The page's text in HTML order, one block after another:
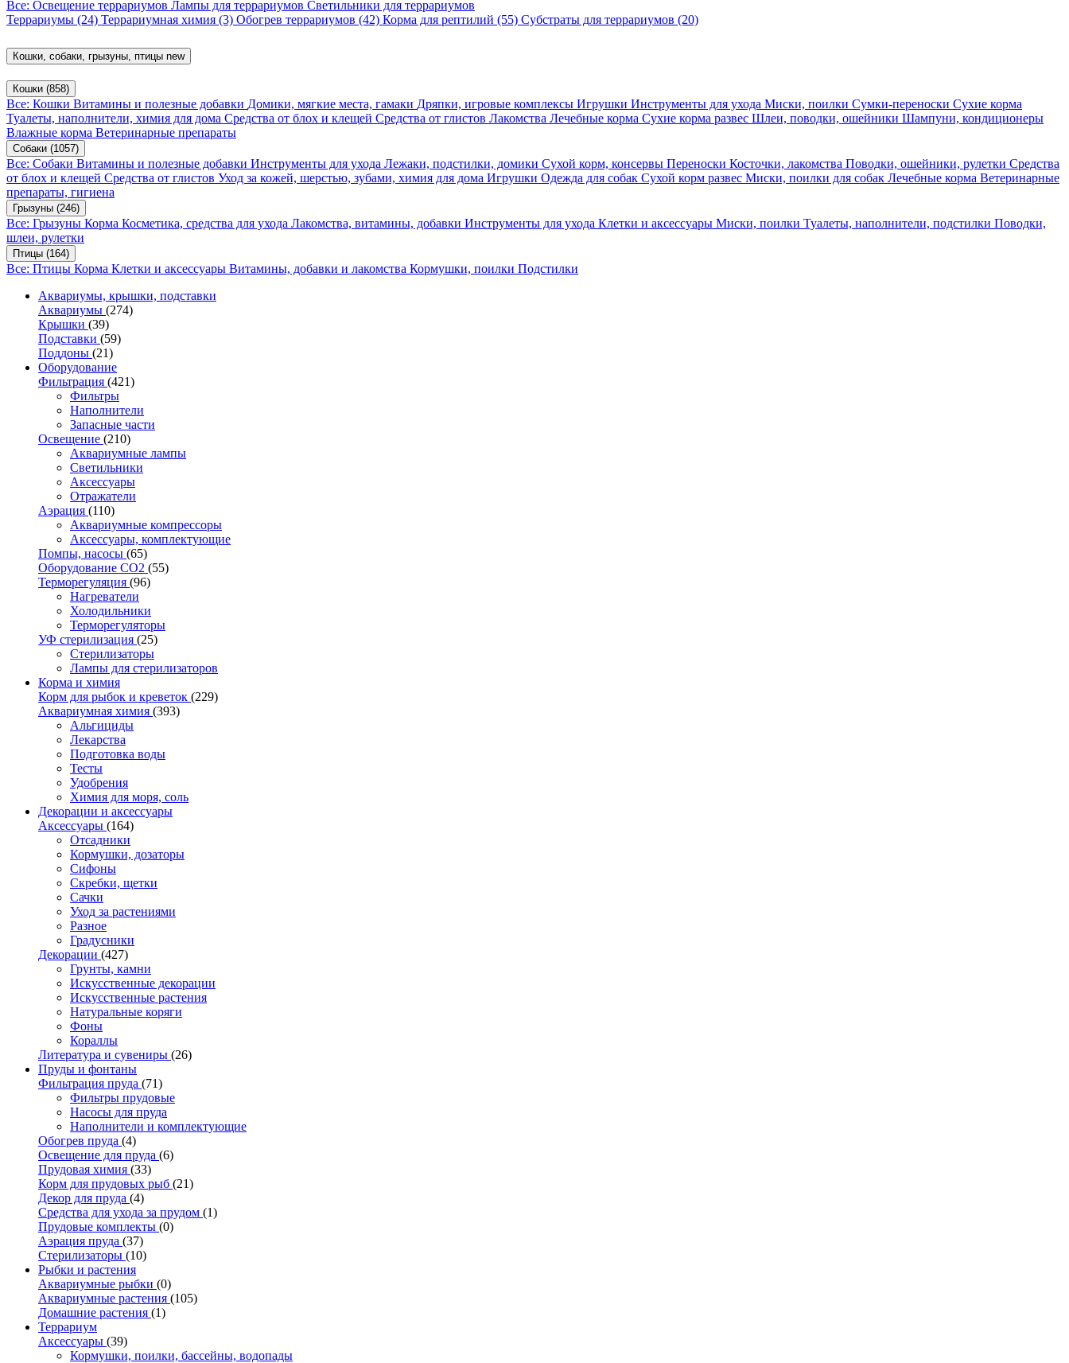
Все: Освещение террариумов Лампы для террариумов Светильники для террариумов
Террариумы (24) Террариумная химия (3) Обогрев террариумов (42) Корма для рептилий (55) Субстраты для террариумов (20)
Кошки, собаки, грызуны, птицы new
Кошки (858)
Все: Кошки Витамины и полезные добавки Домики, мягкие места, гамаки Дряпки, игровые комплексы Игрушки Инструменты для ухода Миски, поилки Сумки-переноски Сухие корма
Туалеты, наполнители, химия для дома Средства от блох и клещей Средства от глистов Лакомства Лечебные корма Сухие корма развес Шлеи, поводки, ошейники Шампуни, кондиционеры
Влажные корма Ветеринарные препараты
Собаки (1057)
Все: Собаки Витамины и полезные добавки Инструменты для ухода Лежаки, подстилки, домики Сухой корм, консервы Переноски Косточки, лакомства Поводки, ошейники, рулетки Средства
от блох и клещей Средства от глистов Уход за кожей, шерстью, зубами, химия для дома Игрушки Одежда для собак Сухой корм развес Миски, поилки для собак Лечебные корма Ветеринарные
препараты, гигиена
Грызуны (246)
Все: Грызуны Корма Косметика, средства для ухода Лакомства, витамины, добавки Инструменты для ухода Клетки и аксессуары Миски, поилки Туалеты, наполнители, подстилки Поводки,
шлеи, рулетки
Птицы (164)
Все: Птицы Корма Клетки и аксессуары Витамины, добавки и лакомства Кормушки, поилки Подстилки
Аквариумы, крышки, подставки
Аквариумы (274)
Крышки (39)
Подставки (59)
Поддоны (21)
Оборудование
Фильтрация (421)
Фильтры
Наполнители
Запасные части
Освещение (210)
Аквариумные лампы
Светильники
Аксессуары
Отражатели
Аэрация (110)
Аквариумные компрессоры
Аксессуары, комплектующие
Помпы, насосы (65)
Оборудование CO2 (55)
Терморегуляция (96)
Нагреватели
Холодильники
Терморегуляторы
УФ стерилизация (25)
Стерилизаторы
Лампы для стерилизаторов
Корма и химия
Корм для рыбок и креветок (229)
Аквариумная химия (393)
Альгициды
Лекарства
Подготовка воды
Тесты
Удобрения
Химия для моря, соль
Декорации и аксессуары
Аксессуары (164)
Отсадники
Кормушки, дозаторы
Сифоны
Скребки, щетки
Сачки
Уход за растениями
Разное
Градусники
Декорации (427)
Грунты, камни
Искусственные декорации
Искусственные растения
Натуральные коряги
Фоны
Кораллы
Литература и сувениры (26)
Пруды и фонтаны
Фильтрация пруда (71)
Фильтры прудовые
Насосы для пруда
Наполнители и комплектующие
Обогрев пруда (4)
Освещение для пруда (6)
Прудовая химия (33)
Корм для прудовых рыб (21)
Декор для пруда (4)
Средства для ухода за прудом (1)
Прудовые комплекты (0)
Аэрация пруда (37)
Стерилизаторы (10)
Рыбки и растения
Аквариумные рыбки (0)
Аквариумные растения (105)
Домашние растения (1)
Террариум
Аксессуары (39)
Кормушки, поилки, бассейны, водопады